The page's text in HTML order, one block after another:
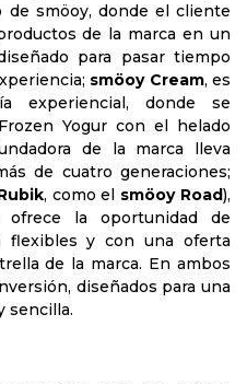
de smöoy, donde el cliente
de la marca en un
para pasar tiempo
smöoy Cream, es
experiencial, donde se
Yogur con el helado
de la marca lleva
de cuatro generaciones;
, como el smöoy Road),
la oportunidad de
flexibles y con una oferta
de la marca. En ambos
diseñados para una
sencilla.